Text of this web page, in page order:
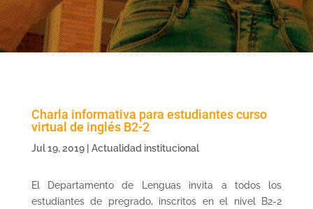
Charla informativa para estudiantes curso
virtual de inglés B2-2
Jul 19, 2019| Actualidad institucional
El Departamento de Lenguas invita a todos los
estudiantes de pregrado, inscritos en el nivel B2-2